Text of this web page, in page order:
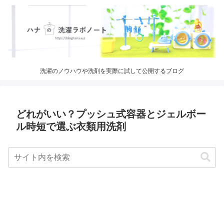
洗濯のノウハウや洗剤を実際に試して公開するブログ
どれがいい？プッシュ式容器とジェルボー
ル時短で選ぶ衣類用洗剤